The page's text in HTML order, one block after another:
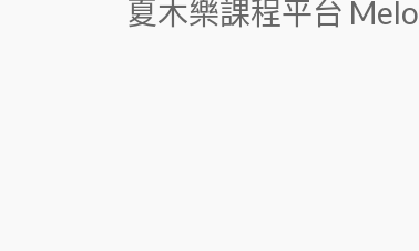
夏木樂課程平台 Melo